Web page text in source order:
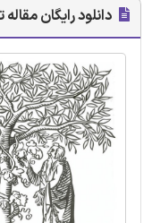
دانلود رایگان